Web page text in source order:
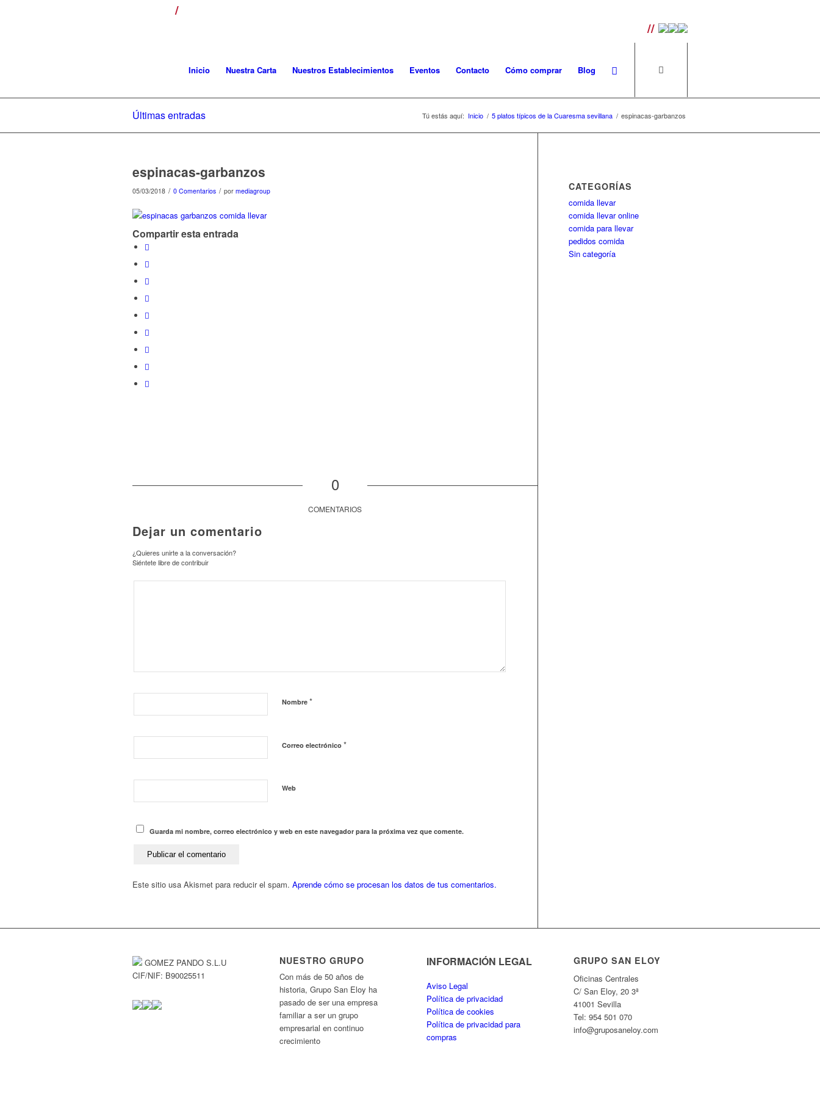
/
//
Inicio Nuestra Carta Nuestros Establecimientos Eventos Contacto Cómo comprar Blog
Últimas entradas Tú estás aquí: Inicio / 5 platos típicos de la Cuaresma sevillana / espinacas-garbanzos
espinacas-garbanzos
05/03/2018 / 0 Comentarios / por mediagroup
Compartir esta entrada
0
COMENTARIOS
Dejar un comentario
¿Quieres unirte a la conversación?
Siéntete libre de contribuir
Nombre *
Correo electrónico *
Web
Guarda mi nombre, correo electrónico y web en este navegador para la próxima vez que comente.
Este sitio usa Akismet para reducir el spam. Aprende cómo se procesan los datos de tus comentarios.
CATEGORÍAS
comida llevar
comida llevar online
comida para llevar
pedidos comida
Sin categoría
GOMEZ PANDO S.L.U
CIF/NIF: B90025511
NUESTRO GRUPO
Con más de 50 años de
historia, Grupo San Eloy ha
pasado de ser una empresa
familiar a ser un grupo
empresarial en continuo
crecimiento
INFORMACIÓN LEGAL
Aviso Legal
Política de privacidad
Política de cookies
Política de privacidad para
compras
GRUPO SAN ELOY
Oficinas Centrales
C/ San Eloy, 20 3ª
41001 Sevilla
Tel: 954 501 070
info@gruposaneloy.com